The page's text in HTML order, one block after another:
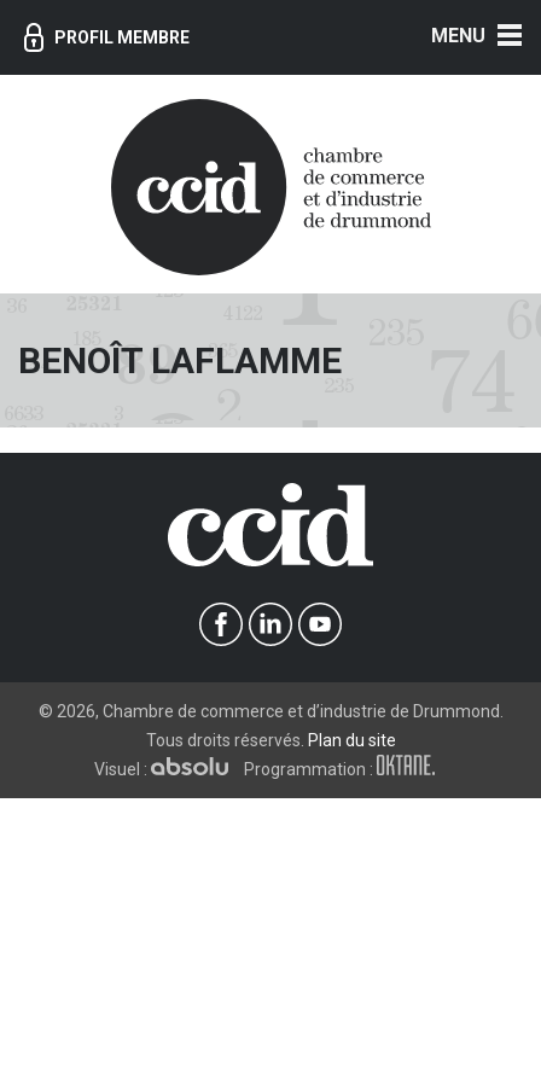
PROFIL MEMBRE
BENOÎT LAFLAMME
© 2026, Chambre de commerce et d’industrie de Drummond.
Tous droits réservés. Plan du site
Visuel :
Programmation :
MENU